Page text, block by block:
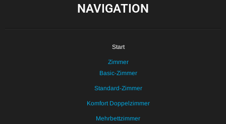
NAVIGATION
Start
Zimmer
Basic-Zimmer
Standard-Zimmer
Komfort Doppelzimmer
Mehrbettzimmer